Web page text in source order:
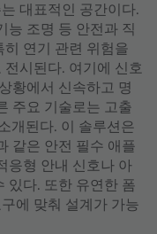
대표적인 공간이다.
능 조명 등 안전과 직
연기 관련 위험을
시된다. 여기에 신호
황에서 신속하고 명
주요 기술로는 고출
개된다. 이 솔루션은
같은 안전 필수 애플
응형 안내 신호나 아
있다. 또한 유연한 폼
에 맞춰 설계가 가능